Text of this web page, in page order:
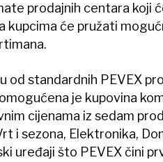
prodajnih centara koji
kupcima će pružati
od standardnih PEVEX
je kupovina
cijenama iz sedam
i sezona, Elektronika,
uređaji što PEVEX čini